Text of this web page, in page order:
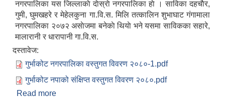
नगरपालिका यस जिल्लाकाे दाेस्राे नगरपालिका हाे । साविका दहचाैर,
गुमी, घुमखहरे र मेहेलकुना गा.वि.स. मिलि तत्कालिन शुभाघाट ग‌ंगामाला
नगरपालिका २०७२ असाेजमा बनेकाे थियाे भने यसमा साविकका सहारे,
मालारानी र धारापानी गा.वि.स.
दस्तावेज:
गुर्भाकोट नगरपालिका वस्तुगत विवरण २०८०-1.pdf
गुर्भाकोट नपाको संक्षिप्त वस्तुगत विवरण २०८०.pdf
Read more